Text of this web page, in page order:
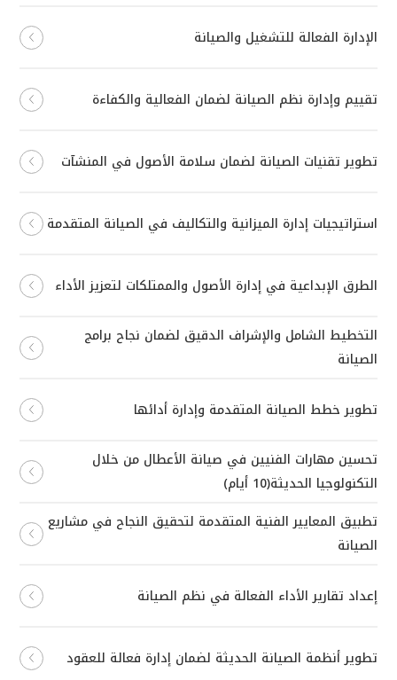
الإدارة الفعالة للتشغيل والصيانة
تقييم وإدارة نظم الصيانة لضمان الفعالية والكفاءة
تطوير تقنيات الصيانة لضمان سلامة الأصول في المنشآت
استراتيجيات إدارة الميزانية والتكاليف في الصيانة المتقدمة
الطرق الإبداعية في إدارة الأصول والممتلكات لتعزيز الأداء
التخطيط الشامل والإشراف الدقيق لضمان نجاح برامج
الصيانة
تطوير خطط الصيانة المتقدمة وإدارة أدائها
تحسين مهارات الفنيين في صيانة الأعطال من خلال
التكنولوجيا الحديثة(10 أيام)
تطبيق المعايير الفنية المتقدمة لتحقيق النجاح في مشاريع
الصيانة
إعداد تقارير الأداء الفعالة في نظم الصيانة
تطوير أنظمة الصيانة الحديثة لضمان إدارة فعالة للعقود